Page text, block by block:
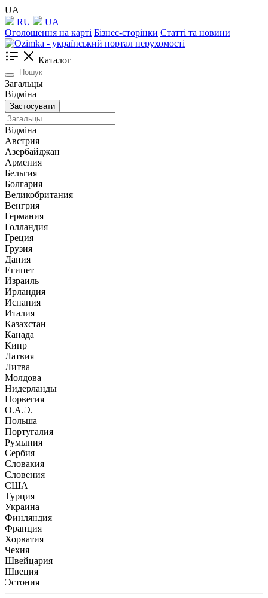
UA
RU
UA
Оголошення на карті Бізнес-сторінки Статті та новини
Каталог
Загальцы
Відміна
Застосувати
Відміна
Австрия
Азербайджан
Армения
Бельгия
Болгария
Великобритания
Венгрия
Германия
Голландия
Греция
Грузия
Дания
Египет
Израиль
Ирландия
Испания
Италия
Казахстан
Канада
Кипр
Латвия
Литва
Молдова
Нидерланды
Норвегия
О.А.Э.
Польша
Португалия
Румыния
Сербия
Словакия
Словения
США
Турция
Украина
Финляндия
Франция
Хорватия
Чехия
Швейцария
Швеция
Эстония